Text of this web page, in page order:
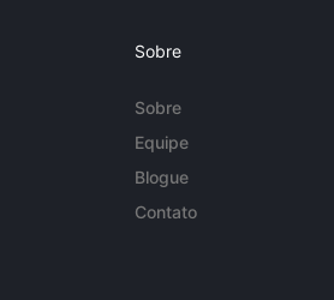
Sobre
Sobre
Equipe
Blogue
Contato